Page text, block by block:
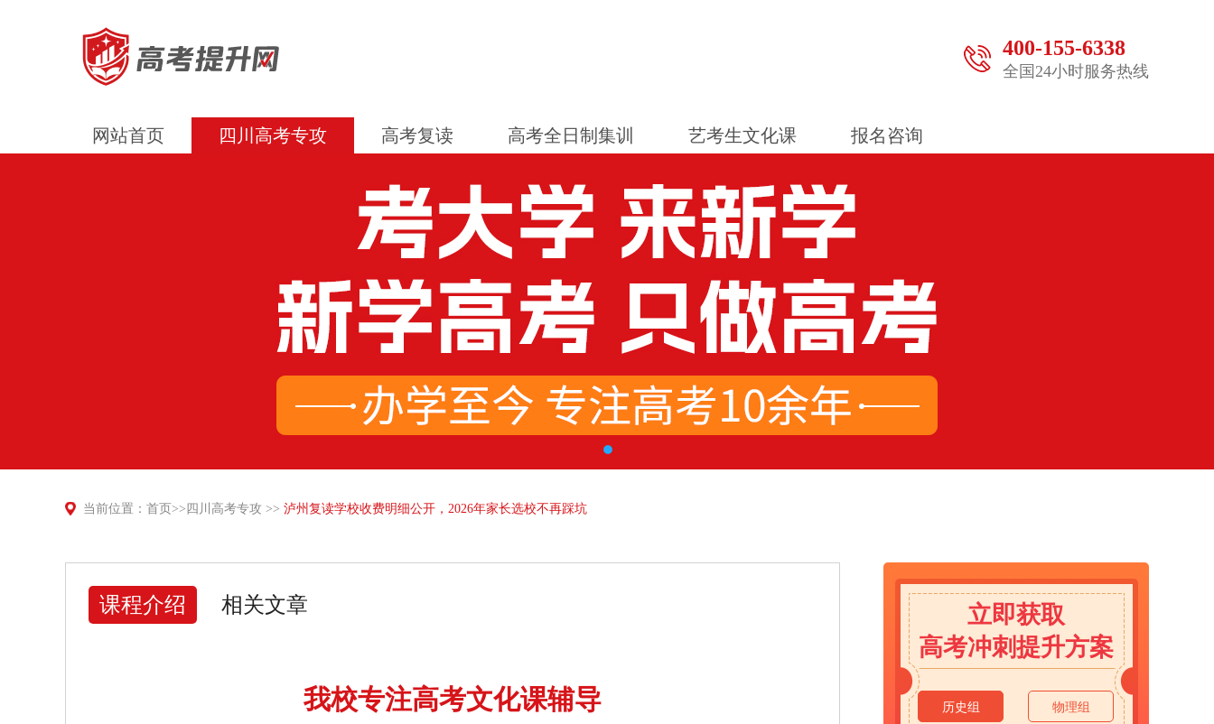
400-155-6338
全国24小时服务热线
网站首页 四川高考专攻 高考复读 高考全日制集训 艺考生文化课 报名咨询
当前位置： 首页 >> 四川高考专攻 >> 泸州复读学校收费明细公开，2026年家长选校不再踩坑
课程介绍 相关文章
我校专注高考文化课辅导
立即获取
高考冲刺提升方案
历史组 物理组